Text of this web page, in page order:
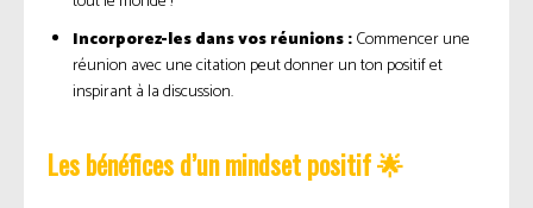
Incorporez-les dans vos réunions :Commencer une
réunion avec une citation peut donner un ton positif et
inspirant à la discussion.
Les bénéfices d’un mindset positif 🌟